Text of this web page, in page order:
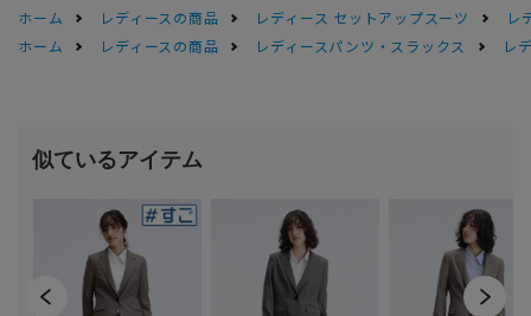
ホーム
レディースの商品 レディース セットアップスーツ
レ
ホーム
レディースの商品 レディースパンツ・スラックス レ